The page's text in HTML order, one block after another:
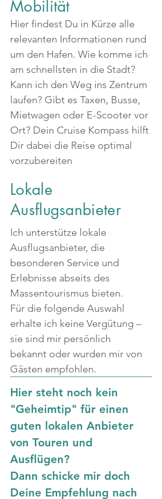
Mobilität
Hier findest Du in Kürze alle
relevanten Informationen rund
um den Hafen. Wie komme ich
am schnellsten in die Stadt?
Kann ich den Weg ins Zentrum
laufen? Gibt es Taxen, Busse,
Mietwagen oder E-Scooter vor
Ort? Dein Cruise Kompass hilft
Dir dabei die Reise optimal
vorzubereiten
Lokale
Ausflugsanbieter
Ich unterstütze lokale
Ausflugsanbieter, die
besonderen Service und
Erlebnisse abseits des
Massentourismus bieten.
Für die folgende Auswahl
erhalte ich keine Vergütung –
sie sind mir persönlich
bekannt oder wurden mir von
Gästen empfohlen.
Hier steht noch kein
"Geheimtip" für einen
guten lokalen Anbieter
von Touren und
Ausflügen?
Dann schicke mir doch
Deine Empfehlung nach